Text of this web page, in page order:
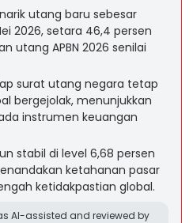
utang baru sebesar
2026, setara 46,4 persen
utang APBN 2026 senilai
surat utang negara tetap
bergejolak, menunjukkan
instrumen keuangan
stabil di level 6,68 persen
ketahanan pasar
ketidakpastian global.
AI-assisted and reviewed by